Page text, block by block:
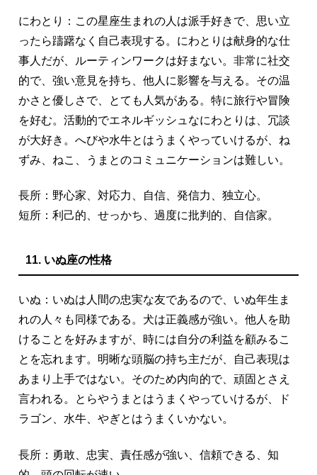
にわとり：この星座生まれの人は派手好きで、思い立
ったら躊躇なく自己表現する。にわとりは献身的な仕
事人だが、ルーティンワークは好まない。非常に社交
的で、強い意見を持ち、他人に影響を与える。その温
かさと優しさで、とても人気がある。特に旅行や冒険
を好む。活動的でエネルギッシュなにわとりは、冗談
が大好き。へびや水牛とはうまくやっていけるが、ね
ずみ、ねこ、うまとのコミュニケーションは難しい。
長所：野心家、対応力、自信、発信力、独立心。
短所：利己的、せっかち、過度に批判的、自信家。
11. いぬ座の性格
いぬ：いぬは人間の忠実な友であるので、いぬ年生ま
れの人々も同様である。犬は正義感が強い。他人を助
けることを好みますが、時には自分の利益を顧みるこ
とを忘れます。明晰な頭脳の持ち主だが、自己表現は
あまり上手ではない。そのため内向的で、頑固とさえ
言われる。とらやうまとはうまくやっていけるが、ド
ラゴン、水牛、やぎとはうまくいかない。
長所：勇敢、忠実、責任感が強い、信頼できる、知